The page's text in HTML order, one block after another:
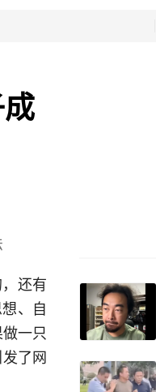
还有
、自
一只
了网